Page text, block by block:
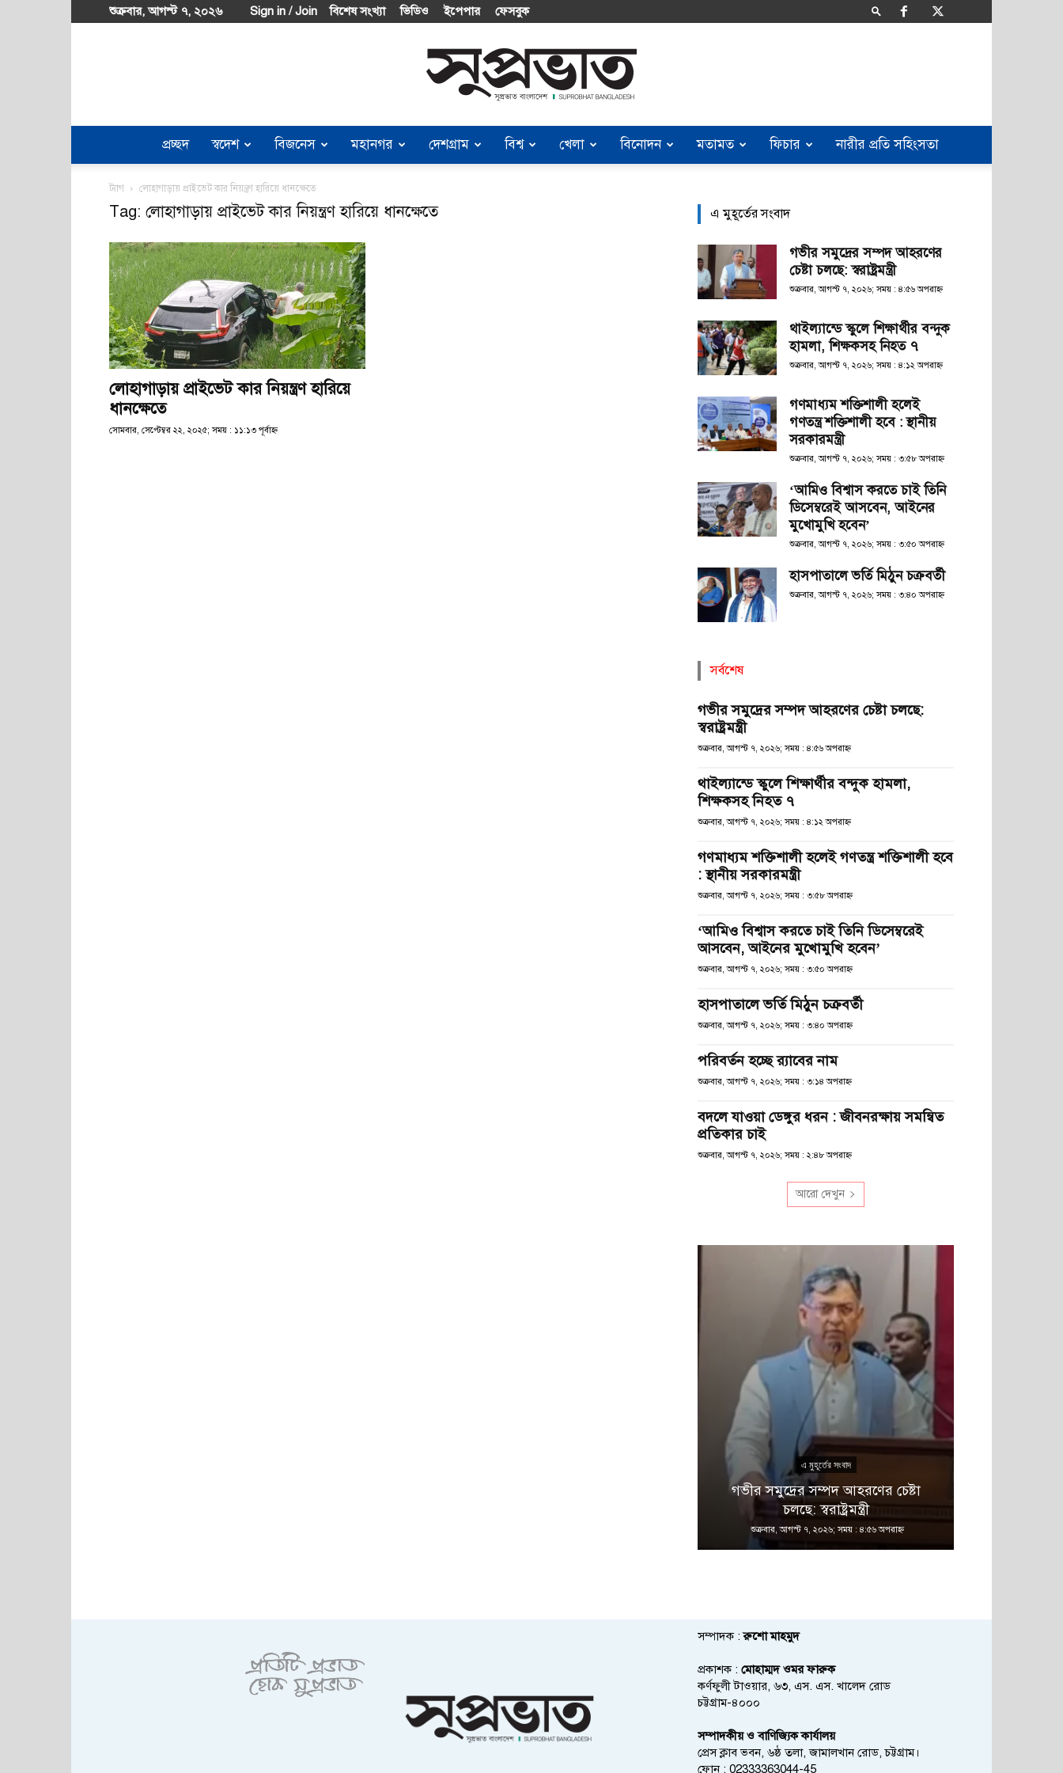
শুক্রবার, আগস্ট ৭, ২০২৬ Sign in / Join বিশেষ সংখ্যা ভিডিও ইপেপার ফেসবুক
Suprobhat
প্রচ্ছদ স্বদেশ বিজনেস মহানগর দেশগ্রাম বিশ্ব খেলা বিনোদন মতামত ফিচার নারীর প্রতি সহিংসতা
ট্যাগ লোহাগাড়ায় প্রাইভেট কার নিয়ন্ত্রণ হারিয়ে ধানক্ষেতে
Tag: লোহাগাড়ায় প্রাইভেট কার নিয়ন্ত্রণ হারিয়ে ধানক্ষেতে
লোহাগাড়ায় প্রাইভেট কার নিয়ন্ত্রণ হারিয়ে
ধানক্ষেতে
সোমবার, সেপ্টেম্বর ২২, ২০২৫; সময় : ১১:১৩ পূর্বাহ্ণ
এ মুহূর্তের সংবাদ
গভীর সমুদ্রের সম্পদ আহরণের
চেষ্টা চলছে: স্বরাষ্ট্রমন্ত্রী
শুক্রবার, আগস্ট ৭, ২০২৬; সময় : ৪:৫৬ অপরাহ্ণ
থাইল্যান্ডে স্কুলে শিক্ষার্থীর বন্দুক
হামলা, শিক্ষকসহ নিহত ৭
শুক্রবার, আগস্ট ৭, ২০২৬; সময় : ৪:১২ অপরাহ্ণ
গণমাধ্যম শক্তিশালী হলেই
গণতন্ত্র শক্তিশালী হবে : স্থানীয়
সরকারমন্ত্রী
শুক্রবার, আগস্ট ৭, ২০২৬; সময় : ৩:৫৮ অপরাহ্ণ
‘আমিও বিশ্বাস করতে চাই তিনি
ডিসেম্বরেই আসবেন, আইনের
মুখোমুখি হবেন’
শুক্রবার, আগস্ট ৭, ২০২৬; সময় : ৩:৫০ অপরাহ্ণ
হাসপাতালে ভর্তি মিঠুন চক্রবর্তী
শুক্রবার, আগস্ট ৭, ২০২৬; সময় : ৩:৪০ অপরাহ্ণ
সর্বশেষ
গভীর সমুদ্রের সম্পদ আহরণের চেষ্টা চলছে:
স্বরাষ্ট্রমন্ত্রী
শুক্রবার, আগস্ট ৭, ২০২৬; সময় : ৪:৫৬ অপরাহ্ণ
থাইল্যান্ডে স্কুলে শিক্ষার্থীর বন্দুক হামলা,
শিক্ষকসহ নিহত ৭
শুক্রবার, আগস্ট ৭, ২০২৬; সময় : ৪:১২ অপরাহ্ণ
গণমাধ্যম শক্তিশালী হলেই গণতন্ত্র শক্তিশালী হবে
: স্থানীয় সরকারমন্ত্রী
শুক্রবার, আগস্ট ৭, ২০২৬; সময় : ৩:৫৮ অপরাহ্ণ
‘আমিও বিশ্বাস করতে চাই তিনি ডিসেম্বরেই
আসবেন, আইনের মুখোমুখি হবেন’
শুক্রবার, আগস্ট ৭, ২০২৬; সময় : ৩:৫০ অপরাহ্ণ
হাসপাতালে ভর্তি মিঠুন চক্রবর্তী
শুক্রবার, আগস্ট ৭, ২০২৬; সময় : ৩:৪০ অপরাহ্ণ
পরিবর্তন হচ্ছে র‌্যাবের নাম
শুক্রবার, আগস্ট ৭, ২০২৬; সময় : ৩:১৪ অপরাহ্ণ
বদলে যাওয়া ডেঙ্গুর ধরন : জীবনরক্ষায় সমন্বিত
প্রতিকার চাই
শুক্রবার, আগস্ট ৭, ২০২৬; সময় : ২:৪৮ অপরাহ্ণ
আরো দেখুন
এ মুহূর্তের সংবাদ
গভীর সমুদ্রের সম্পদ আহরণের চেষ্টা
চলছে: স্বরাষ্ট্রমন্ত্রী
শুক্রবার, আগস্ট ৭, ২০২৬; সময় : ৪:৫৬ অপরাহ্ণ
সম্পাদক :রুশো মাহমুদ
প্রকাশক : মোহাম্মদ ওমর ফারুক
কর্ণফুলী টাওয়ার, ৬৩, এস. এস. খালেদ রোড
চট্টগ্রাম-৪০০০
সম্পাদকীয় ও বাণিজ্যিক কার্যালয়
প্রেস ক্লাব ভবন, ৬ষ্ঠ তলা, জামালখান রোড, চট্টগ্রাম।
ফোন : 02333363044-45